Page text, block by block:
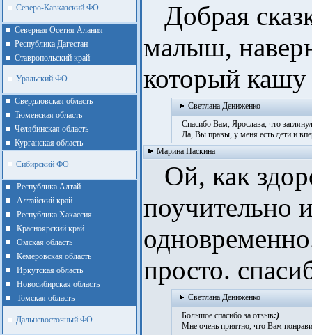
Северо-Кавказский ФО
Северная Осетия Алания
Республика Дагестан
Ставропольский край
Уральский ФО
Cвердловская область
Тюменская область
Челябинская область
Курганская область
Сибирский ФО
Республика Алтай
Алтайcкий край
Республика Хакассия
Красноярский край
Омская область
Кемеровская область
Иркутская область
Новосибирская область
Томская область
Дальневосточный ФО
Добрая
малыш,
который
Светлана Дениженко
Спасибо Вам, Ярослава, что
Да, Вы правы, у меня есть дети и
Марина Паскина
Ой, как
поучительно
просто.
Светлана Дениженко
Большое спасибо за отзыв:)
Мне очень приятно, что Вам